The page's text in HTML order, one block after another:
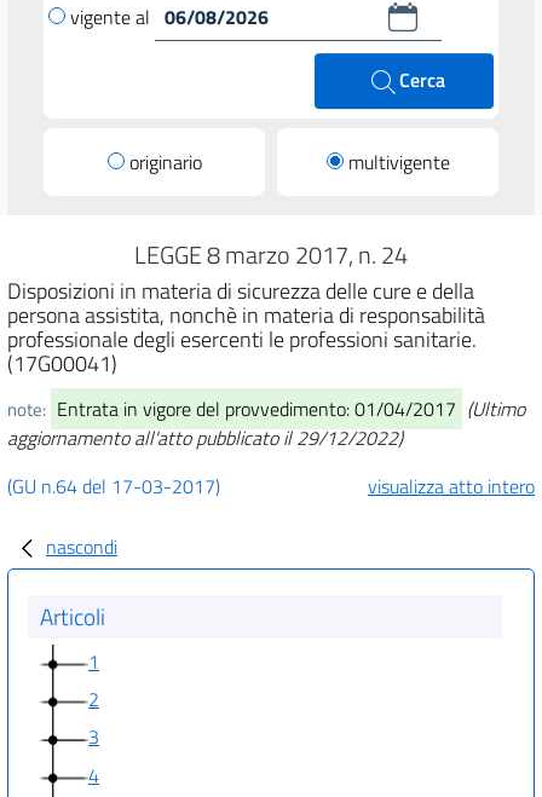
vigente al
Cerca
originario multivigente
LEGGE 8 marzo 2017, n. 24
Disposizioni in materia di sicurezza delle cure e della
persona assistita, nonchè in materia di responsabilità
professionale degli esercenti le professioni sanitarie.
(17G00041)
note: Entrata in vigore del provvedimento: 01/04/2017 (Ultimo
aggiornamento all'atto pubblicato il 29/12/2022)
(GU n.64 del 17-03-2017)
visualizza atto intero
nascondi
Articoli
1
2
3
4